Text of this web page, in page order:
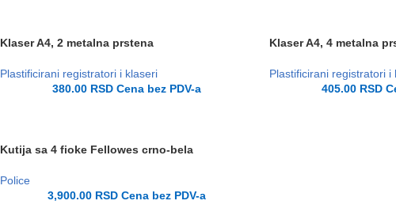
Klaser A4, 2 metalna prstena
Plastificirani registratori i klaseri
380.00 RSDCena bez PDV-a
Klaser A4, 4 metalna
Plastificirani registratori i
405.00 RSD
Kutija sa 4 fioke Fellowes crno-bela
Police
3,900.00 RSDCena bez PDV-a